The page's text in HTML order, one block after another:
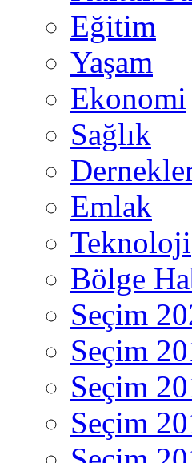
Eğitim
Yaşam
Ekonomi
Sağlık
Emlak
Teknoloji
Bölge
Seçim
Seçim
Seçim
Seçim